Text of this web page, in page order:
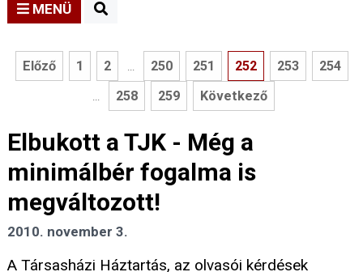
MENÜ
Előző 1 2 ... 250 251 252 253 254
... 258 259 Következő
Elbukott a TJK - Még a
minimálbér fogalma is
megváltozott!
2010. november 3.
A Társasházi Háztartás, az olvasói kérdések